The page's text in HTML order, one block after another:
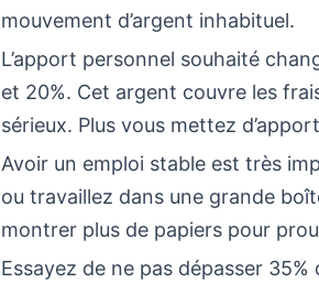
mouvement d’argent inhabituel.
L’apport personnel souhaité
et 20%. Cet argent couvre les
sérieux. Plus vous mettez
Avoir un emploi stable est très
ou travaillez dans une grande
montrer plus de papiers pour
Essayez de ne pas dépasser 35%